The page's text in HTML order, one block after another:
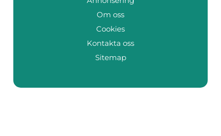
Om oss
Cookies
Kontakta oss
Sitemap